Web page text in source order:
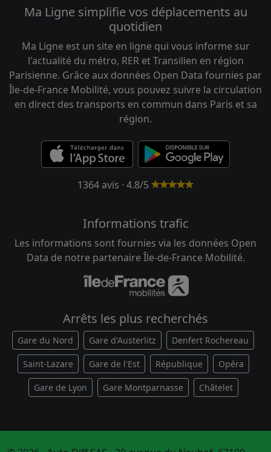
Ma Ligne simplifie vos déplacements au
quotidien
Ma Ligne est un site en ligne qui vous informe sur
l'actualité du métro, RER et Transilien en région
Parisienne. Grâce aux données Open Data fournies par
Île-de-France Mobilité, vous pouvez suivre la circulation
en direct des transports en commun dans Paris et sa
région.
1364 avis · 4.8/5
Informations trafic
Les informations sont fournies via les données Open
Data de notre partenaire Île-de-France Mobilité.
Arrêts les plus recherchés
Gare du Nord Gare d'Austerlitz Denfert Rochereau
Saint-Lazare Gare de l'Est République Opéra
Gare de Lyon Gare Montparnasse Châtelet